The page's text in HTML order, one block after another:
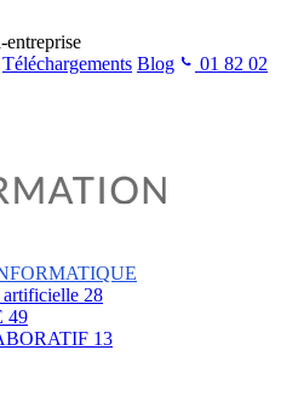
entreprise
Téléchargements Blog
01 82 02
28
49
13